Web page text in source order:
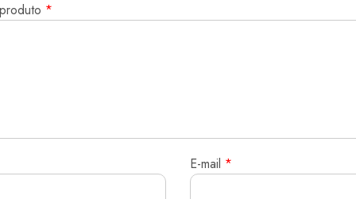
*
E-mail *